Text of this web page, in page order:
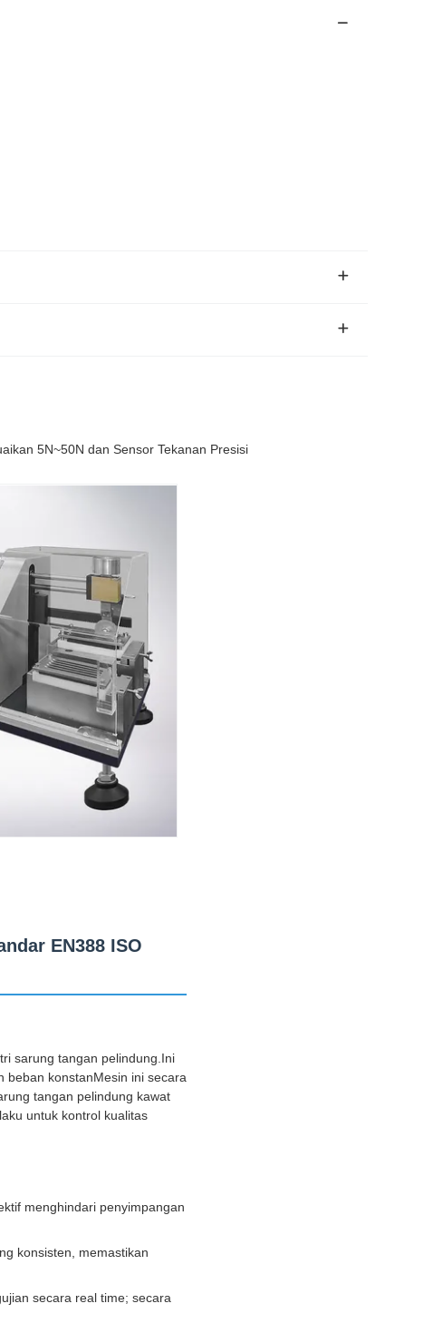
5N~50N dan Sensor Tekanan Presisi
EN388 ISO
sarung tangan pelindung.Ini
beban konstanMesin ini secara
tangan pelindung kawat
untuk kontrol kualitas
menghindari penyimpangan
konsisten, memastikan
secara real time; secara